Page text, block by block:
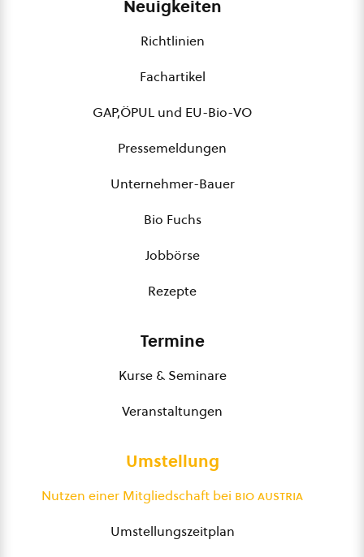
Neuigkeiten
Richtlinien
Fachartikel
GAP,ÖPUL und EU-Bio-VO
Pressemeldungen
Unternehmer-Bauer
Bio Fuchs
Jobbörse
Rezepte
Termine
Kurse & Seminare
Veranstaltungen
Umstellung
Nutzen einer Mitgliedschaft bei bio austria
Umstellungszeitplan